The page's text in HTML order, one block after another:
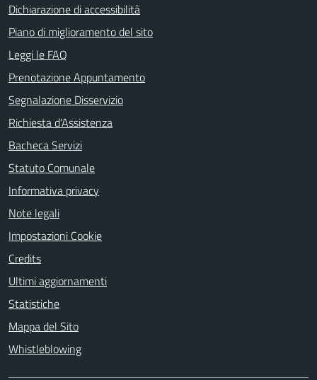
Dichiarazione di accessibilità
Piano di miglioramento del sito
Leggi le FAQ
Prenotazione Appuntamento
Segnalazione Disservizio
Richiesta d'Assistenza
Bacheca Servizi
Statuto Comunale
Informativa privacy
Note legali
Impostazioni Cookie
Credits
Ultimi aggiornamenti
Statistiche
Mappa del Sito
Whistleblowing